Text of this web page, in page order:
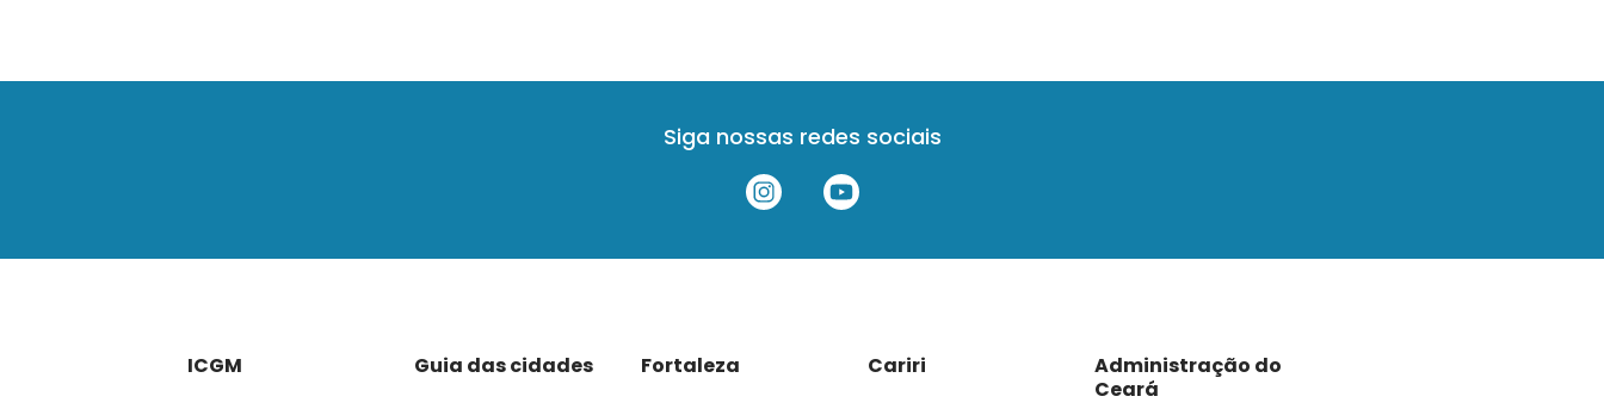
Siga nossas redes sociais
ICGM Guia das cidades Fortaleza Cariri
Administração do
Ceará